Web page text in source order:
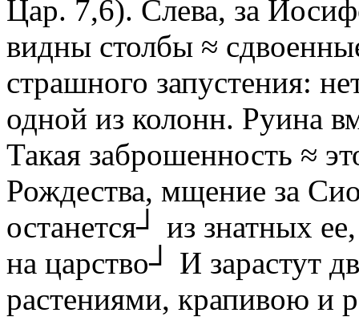
Цар. 7,6). Слева, за
видны столбы ≈
страшного запустения:
одной из колонн. Руина
Такая заброшенность ≈
Рождества, мщение за
останется┘ из знатных
на царство┘ И зарастут
растениями, крапивою и